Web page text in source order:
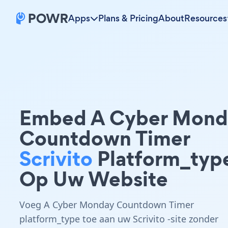
Apps Plans & PricingAboutResources
Embed A Cyber
Countdown Timer
Scrivito
Op Uw Website
Voeg A Cyber Monday Countdown Timer
platform_type toe aan uw Scrivito -site zonder